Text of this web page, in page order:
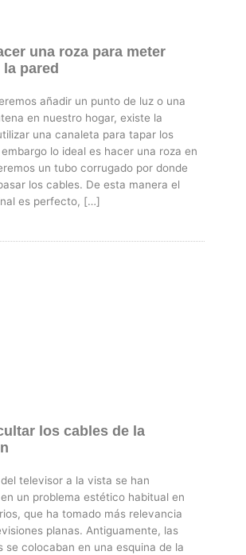
una roza para meter
la pared
añadir un punto de luz o una
en nuestro hogar, existe la
una canaleta para tapar los
lo ideal es hacer una roza en
un tubo corrugado por donde
los cables. De esta manera el
es perfecto, […]
los cables de la
televisor a la vista se han
un problema estético habitual en
que ha tomado más relevancia
planas. Antiguamente, las
se colocaban en una esquina de la